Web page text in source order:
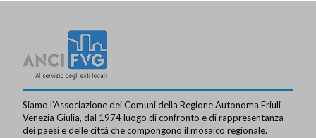
Siamo l’Associazione dei Comuni della Regione Autonoma Friuli
Venezia Giulia, dal 1974 luogo di confronto e di rappresentanza
dei paesi e delle città che compongono il mosaico regionale.